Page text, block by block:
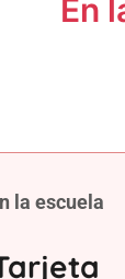
En
la escuela